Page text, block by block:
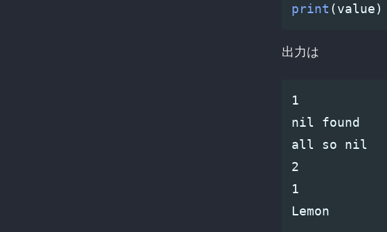
print (value)
出力は
1
nil found
all so nil
2
1